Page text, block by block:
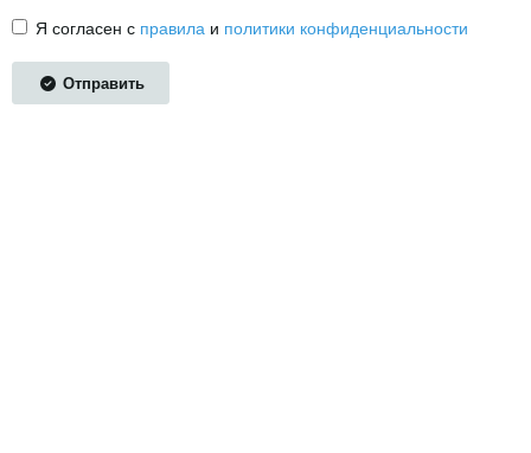
Я согласен с правила и политики конфиденциальности
Отправить